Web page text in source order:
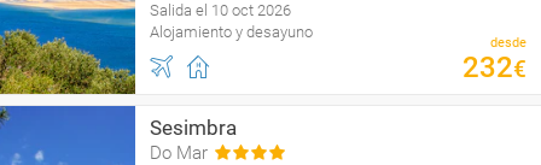
Salida el 10 oct 2026
Alojamiento y desayuno
desde
232€
Sesimbra
Do Mar